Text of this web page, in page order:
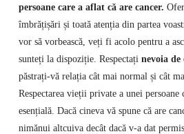
persoane care a aflat că are cancer.
îmbrățișări și toată atenția din partea
vor să vorbească, veți fi acolo pentru a
sunteți la dispoziție. Respectați nevoia
păstrați-vă relația cât mai normal și cât
Respectarea vieții private a unei persoane
esențială. Dacă cineva vă spune că are
nimănui altcuiva decât dacă v-a dat